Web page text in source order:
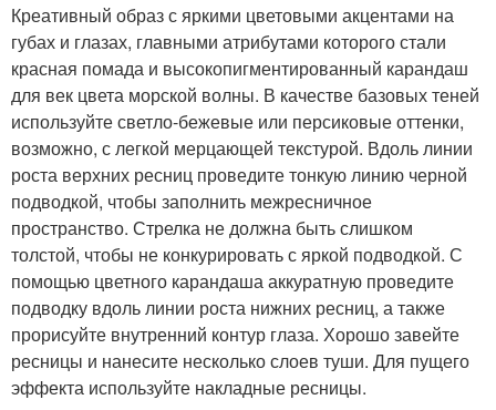
Креативный образ с яркими цветовыми акцентами на
губах и глазах, главными атрибутами которого стали
красная помада и высокопигментированный карандаш
для век цвета морской волны. В качестве базовых теней
используйте светло-бежевые или персиковые оттенки,
возможно, с легкой мерцающей текстурой. Вдоль линии
роста верхних ресниц проведите тонкую линию черной
подводкой, чтобы заполнить межресничное
пространство. Стрелка не должна быть слишком
толстой, чтобы не конкурировать с яркой подводкой. С
помощью цветного карандаша аккуратную проведите
подводку вдоль линии роста нижних ресниц, а также
прорисуйте внутренний контур глаза. Хорошо завейте
ресницы и нанесите несколько слоев туши. Для пущего
эффекта используйте накладные ресницы.